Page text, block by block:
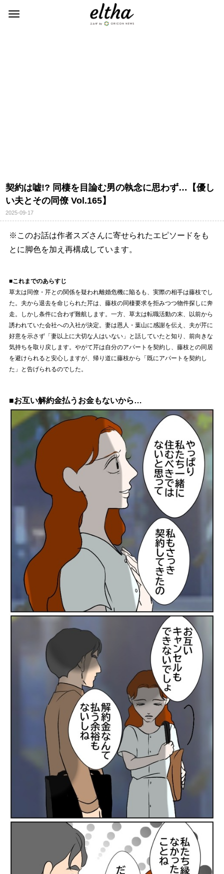
契約は嘘!? 同棲を目論む男の執念に思わず…【優し
い夫とその同僚 Vol.165】
2025-09-17
※このお話は作者スズさんに寄せられたエピソードをも
とに脚色を加え再構成しています。
■これまでのあらすじ
草太は同僚・芹との関係を疑われ離婚危機に陥るも、実際の相手は藤枝でし
た。夫から退去を命じられた芹は、藤枝の同棲要求を拒みつつ物件探しに奔
走。しかし条件に合わず難航します。一方、草太は転職活動の末、以前から
誘われていた会社への入社が決定。妻は恩人・葉山に感謝を伝え、夫が芹に
好意を示さず「妻以上に大切な人はいない」と話していたと知り、前向きな
気持ちを取り戻します。やがて芹は自分のアパートを契約し、藤枝との同居
を避けられると安心しますが、帰り道に藤枝から「既にアパートを契約し
た」と告げられるのでした。
■お互い解約金払うお金もないから…